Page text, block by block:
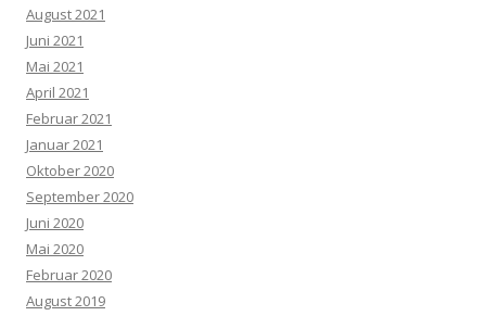
August 2021
Juni 2021
Mai 2021
April 2021
Februar 2021
Januar 2021
Oktober 2020
September 2020
Juni 2020
Mai 2020
Februar 2020
August 2019